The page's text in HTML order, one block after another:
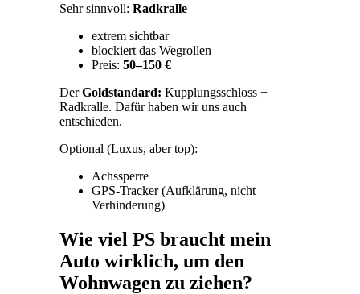
Sehr sinnvoll:Radkralle
extrem sichtbar
blockiert das Wegrollen
Preis:50–150 €
DerGoldstandard: Kupplungsschloss +
Radkralle. Dafür haben wir uns auch
entschieden.
Optional (Luxus, aber top):
Achssperre
GPS-Tracker (Aufklärung, nicht
Verhinderung)
Wie viel PS braucht mein
Auto wirklich, um den
Wohnwagen zu ziehen?